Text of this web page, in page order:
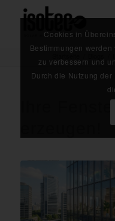
Startseite
Cookies in
Bestimmungen
zu verbessern und
Durch die Nutzung der